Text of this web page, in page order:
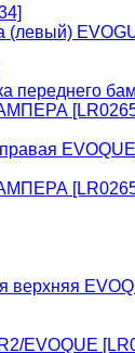
(левый)
переднего
верхняя
EVOQUE